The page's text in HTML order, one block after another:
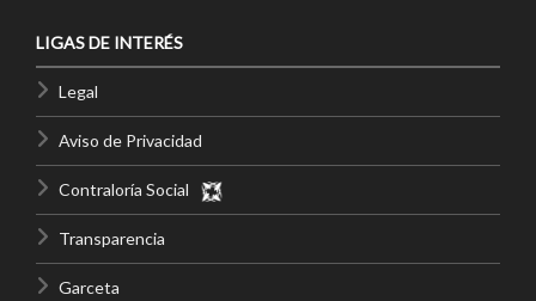
LIGAS DE INTERÉS
Legal
Aviso de Privacidad
Contraloría Social
Transparencia
Garceta